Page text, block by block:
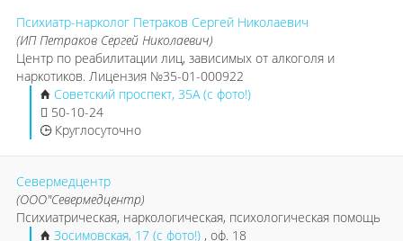
Психиатр-нарколог Петраков Сергей Николаевич
(ИП Петраков Сергей Николаевич)
Центр по реабилитации лиц, зависимых от алкоголя и
наркотиков. Лицензия №35-01-000922
Советский проспект, 35А (с фото!)
50-10-24
Круглосуточно
Севермедцентр
(ООО"Севермедцентр)
Психиатрическая, наркологическая, психологическая помощь
Зосимовская, 17 (с фото!) , оф. 18